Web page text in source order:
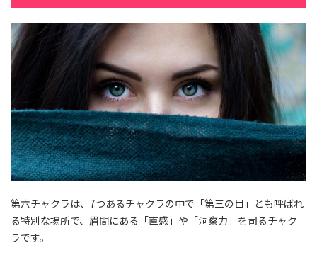
第六チャクラは、7つあるチャクラの中で「第三の目」とも呼ばれ
る特別な場所で、眉間にある「直感」や「洞察力」を司るチャク
ラです。